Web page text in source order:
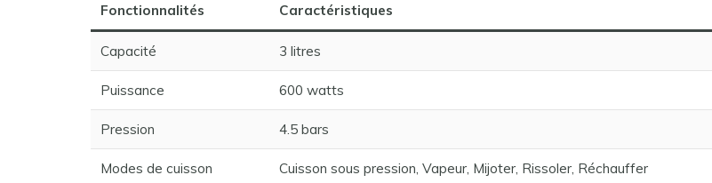
Fonctionnalités Caractéristiques
Capacité 3 litres
Puissance 600 watts
Pression 4.5 bars
Modes de cuisson Cuisson sous pression, Vapeur, Mijoter, Rissoler, Réchauffer